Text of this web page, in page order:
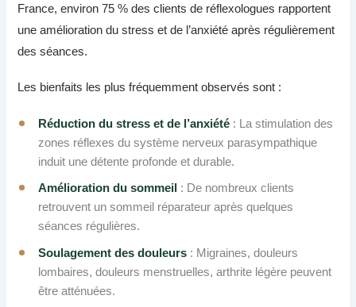
France, environ 75 % des clients de réflexologues rapportent
une amélioration du stress et de l’anxiété après régulièrement
des séances.
Les bienfaits les plus fréquemment observés sont :
Réduction du stress et de l’anxiété : La stimulation des
zones réflexes du système nerveux parasympathique
induit une détente profonde et durable.
Amélioration du sommeil : De nombreux clients
retrouvent un sommeil réparateur après quelques
séances régulières.
Soulagement des douleurs : Migraines, douleurs
lombaires, douleurs menstruelles, arthrite légère peuvent
être atténuées.